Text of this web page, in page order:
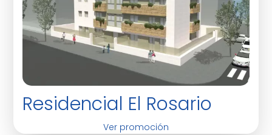
Residencial El Rosario
Ver promoción